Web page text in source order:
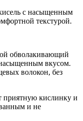
с насыщенным
текстурой.
обволакивающий
вкусом.
волокон, без
приятную кислинку и
и не